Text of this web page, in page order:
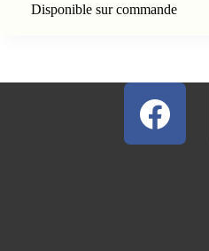
Disponible sur commande